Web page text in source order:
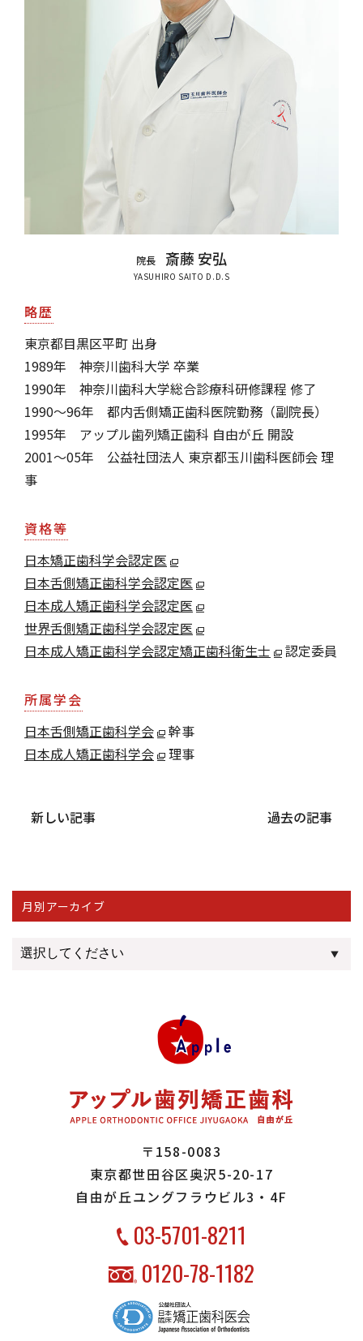
院長 斎藤 安弘
YASUHIRO SAITO D.D.S
略歴
東京都目黒区平町 出身
1989年 神奈川歯科大学 卒業
1990年 神奈川歯科大学総合診療科研修課程 修了
1990～96年 都内舌側矯正歯科医院勤務（副院長）
1995年 アップル歯列矯正歯科 自由が丘 開設
2001～05年 公益社団法人 東京都玉川歯科医師会 理
事
資格等
日本矯正歯科学会認定医
日本舌側矯正歯科学会認定医
日本成人矯正歯科学会認定医
世界舌側矯正歯科学会認定医
日本成人矯正歯科学会認定矯正歯科衛生士
認定委員
所属学会
日本舌側矯正歯科学会
幹事
日本成人矯正歯科学会
理事
新しい記事 過去の記事
月別アーカイブ
〒158-0083
東京都世田谷区奥沢5-20-17
自由が丘ユングフラウビル3・4F
03-5701-8211
0120-78-1182